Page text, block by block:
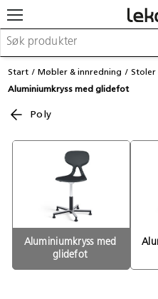
Møbler & innredning
Lekeplassutstyr & utemiljø
Leker & sykler
Pedagogisk materiell
Skole- & kontormateriell
Logge inn / registrere meg
Kontakt oss
Kampanjer/kataloger
Start Møbler & innredning Stoler
Aluminiumkryss med glidefot
Poly
Aluminiumkryss med
glidefot